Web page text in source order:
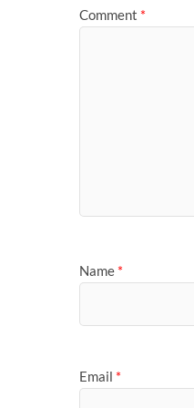
Comment *
Name *
Email *